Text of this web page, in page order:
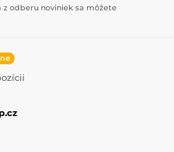
z odberu noviniek sa môžete